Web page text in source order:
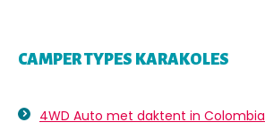
CAMPER TYPES KARAKOLES
4WD Auto met daktent in Colombia